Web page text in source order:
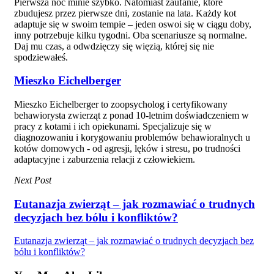
zbudujesz przez pierwsze dni, zostanie na lata. Każdy kot
adaptuje się w swoim tempie – jeden oswoi się w ciągu doby,
inny potrzebuje kilku tygodni. Oba scenariusze są normalne.
Daj mu czas, a odwdzięczy się więzią, której się nie
spodziewałeś.
Mieszko Eichelberger
Mieszko Eichelberger to zoopsycholog i certyfikowany
behawiorysta zwierząt z ponad 10-letnim doświadczeniem w
pracy z kotami i ich opiekunami. Specjalizuje się w
diagnozowaniu i korygowaniu problemów behawioralnych u
kotów domowych - od agresji, lęków i stresu, po trudności
adaptacyjne i zaburzenia relacji z człowiekiem.
Next Post
Eutanazja zwierząt – jak rozmawiać o trudnych
decyzjach bez bólu i konfliktów?
Eutanazja zwierząt – jak rozmawiać o trudnych decyzjach bez
bólu i konfliktów?